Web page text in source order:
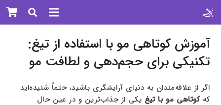
آموزش کوتاهی مو با استفاده از تیغ:
تکنیکی برای حجم‌دهی و لطافت مو
اگر از علاقه‌مندان به دنیای آرایشگری باشید، حتماً شنیده‌اید
کهکوتاهی مو با تیغ یکی از جذاب‌ترین و در عین حال